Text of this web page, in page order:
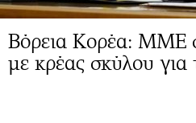
Βόρεια Κορέα: ΜΜΕ
με κρέας σκύλου